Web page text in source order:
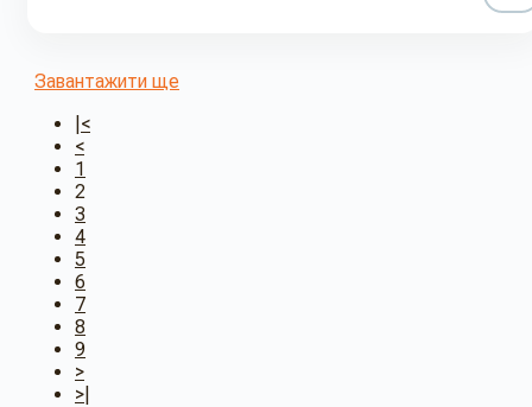
Завантажити ще
|<
<
1
2
3
4
5
6
7
8
9
>
>|